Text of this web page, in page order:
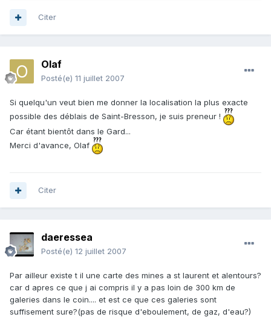
Citer
Olaf
Posté(e) 11 juillet 2007
Si quelqu'un veut bien me donner la localisation la plus exacte
possible des déblais de Saint-Bresson, je suis preneur !
Car étant bientôt dans le Gard...
Merci d'avance, Olaf
Citer
daeressea
Posté(e) 12 juillet 2007
Par ailleur existe t il une carte des mines a st laurent et alentours?
car d apres ce que j ai compris il y a pas loin de 300 km de
galeries dans le coin.... et est ce que ces galeries sont
suffisement sure?(pas de risque d'eboulement, de gaz, d'eau?)